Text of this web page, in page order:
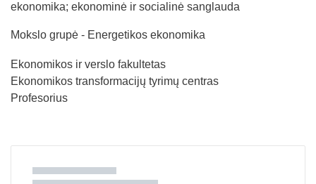
ekonomika; ekonominė ir socialinė sanglauda
Mokslo grupė - Energetikos ekonomika
Ekonomikos ir verslo fakultetas
Ekonomikos transformacijų tyrimų centras
Profesorius